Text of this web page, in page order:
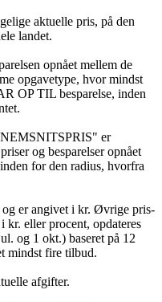
aktuelle pris, på den
landet.
opnået mellem de
opgavetype, hvor mindst
OP TIL besparelse, inden
er
og besparelser opnået
for den radius, hvorfra
er angivet i kr. Øvrige pris-
kr. eller procent, opdateres
og 1 okt.) baseret på 12
mindst fire tilbud.
afgifter.